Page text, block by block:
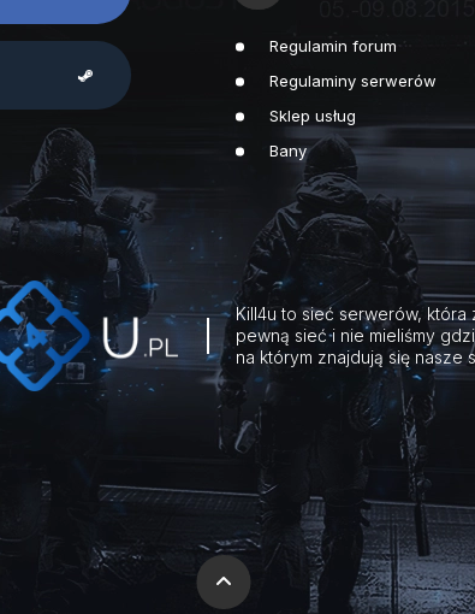
Regulamin forum
Regulaminy serwerów
Sklep usług
Bany
Kill4u to sieć serwerów, która
pewną sieć i nie mieliśmy
na którym znajdują się nasze